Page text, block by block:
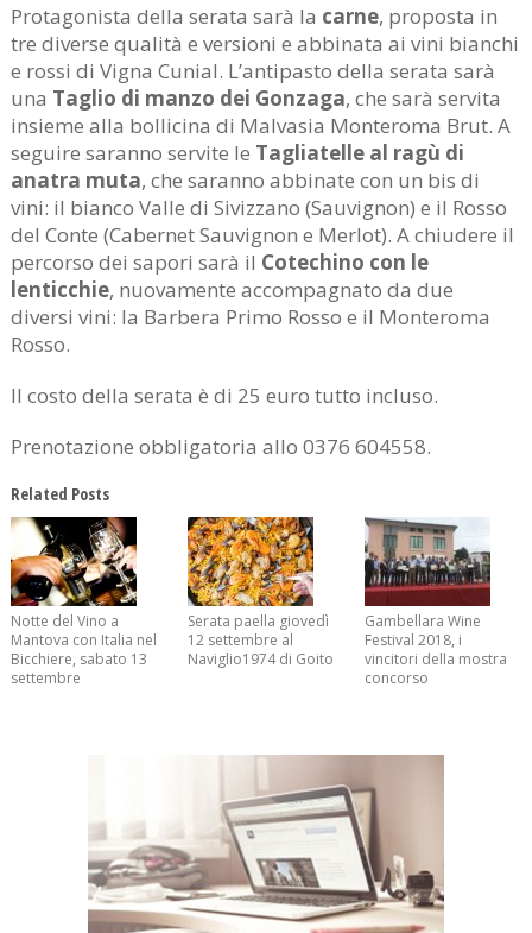
Protagonista della serata sarà la carne, proposta in
tre diverse qualità e versioni e abbinata ai vini bianchi
e rossi di Vigna Cunial. L’antipasto della serata sarà
una Taglio di manzo dei Gonzaga, che sarà servita
insieme alla bollicina di Malvasia Monteroma Brut. A
seguire saranno servite le Tagliatelle al ragù di
anatra muta, che saranno abbinate con un bis di
vini: il bianco Valle di Sivizzano (Sauvignon) e il Rosso
del Conte (Cabernet Sauvignon e Merlot). A chiudere il
percorso dei sapori sarà il Cotechino con le
lenticchie, nuovamente accompagnato da due
diversi vini: la Barbera Primo Rosso e il Monteroma
Rosso.
Il costo della serata è di 25 euro tutto incluso.
Prenotazione obbligatoria allo 0376 604558.
Related Posts
Notte del Vino a
Mantova con Italia nel
Bicchiere, sabato 13
settembre
Serata paella giovedì
12 settembre al
Naviglio1974 di Goito
Gambellara Wine
Festival 2018, i
vincitori della mostra
concorso